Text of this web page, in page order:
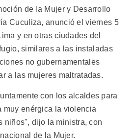
de la Mujer y Desarrollo
Cuculiza, anunció el viernes 5
y en otras ciudades del
similares a las instaladas
no gubernamentales
a las mujeres maltratadas.
con los alcaldes para
muy enérgica la violencia
niños", dijo la ministra, con
de la Mujer.